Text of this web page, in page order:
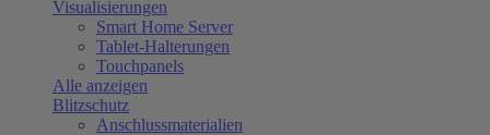
Visualisierungen
Smart Home Server
Tablet-Halterungen
Touchpanels
Alle anzeigen
Blitzschutz
Anschlussmaterialien